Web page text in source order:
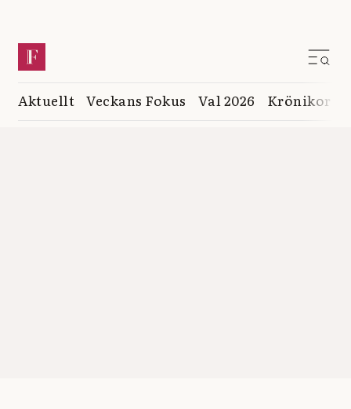
Aktuellt Veckans Fokus Val 2026 Krönikor